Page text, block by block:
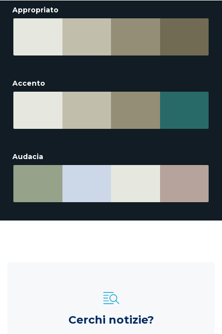
Appropriato
Accento
Audacia
Cerchi notizie?